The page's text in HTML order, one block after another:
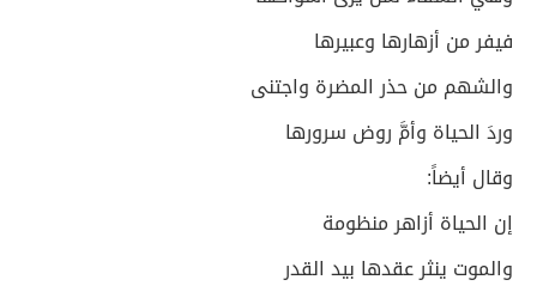
فيفر من أزهارها وعبيرها
والشهم من حذر المضرة واجتنى
وردَ الحياة وأمَّ روض سرورها
وقال أيضاً:
إن الحياة أزاهر منظومة
والموت ينثر عقدها بيد القدر